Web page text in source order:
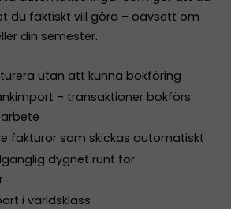
du faktiskt vill göra – oavsett om
din semester.
utan att kunna bokföring
– transaktioner bokförs
fakturor som skickas automatiskt
dygnet runt för
i världsklass